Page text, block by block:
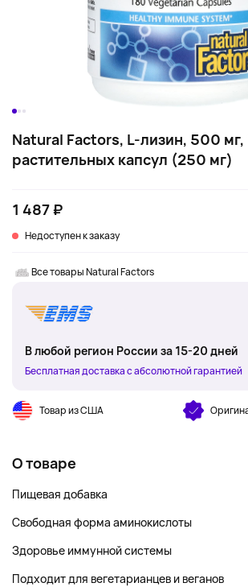
Natural Factors, L-лизин, 500 мг,
растительных капсул (250 мг)
1 487 ₽
Недоступен к заказу
Все товары Natural Factors
В любой регион России за 15-20 дней
Бесплатная доставка с абсолютной гарантией
Товар из США
О товаре
Пищевая добавка
Свободная форма аминокислоты
Здоровье иммунной системы
Подходит для вегетарианцев и веганов